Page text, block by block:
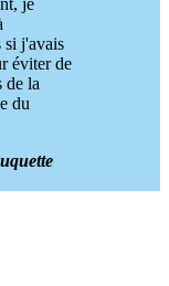
si j'avais
éviter de
de la
du